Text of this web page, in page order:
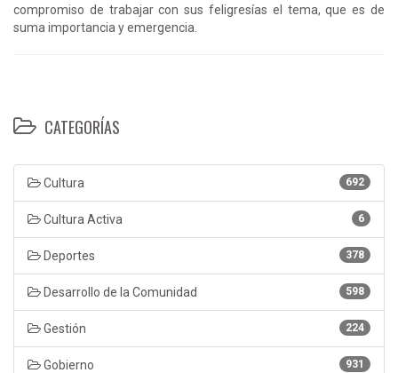
compromiso de trabajar con sus feligresías el tema, que es de
suma importancia y emergencia.
CATEGORÍAS
692
Cultura
6
Cultura Activa
378
Deportes
598
Desarrollo de la Comunidad
224
Gestión
931
Gobierno